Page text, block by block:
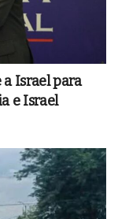
Israel para
e Israel